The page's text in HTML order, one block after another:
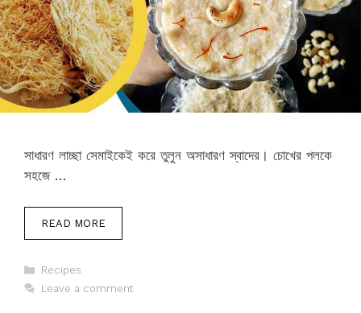
সাধারণ লাচ্ছা সেমাইকেই করে তুলুন অসাধারণ স্বাদের। চোখের পলকে
সহজে …
READ MORE
Categories
Recipes
Leave a comment